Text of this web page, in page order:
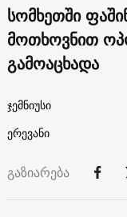
სომხეთში
მოთხოვნით
გამოაცხადა
ჯემნიუსი
ერევანი
გაზიარება